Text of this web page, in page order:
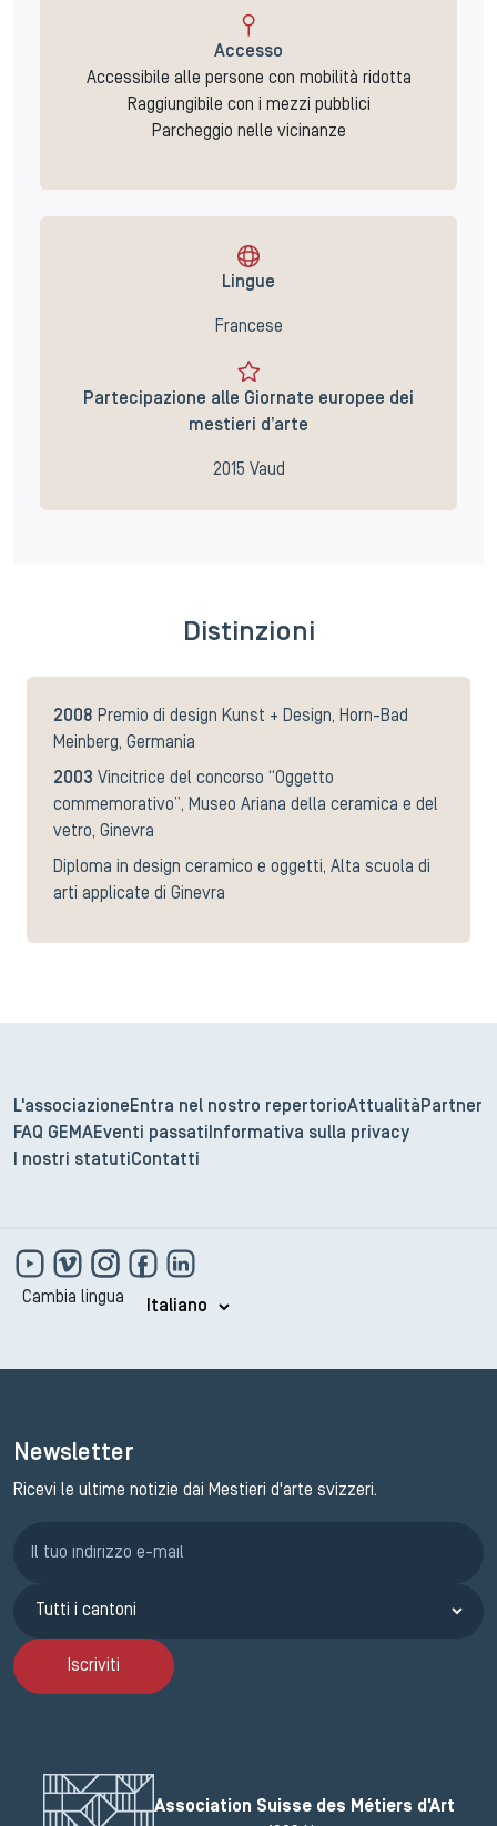
Accesso
Accessibile alle persone con mobilità ridotta
Raggiungibile con i mezzi pubblici
Parcheggio nelle vicinanze
Lingue
Francese
Partecipazione alle Giornate europee dei
mestieri d’arte
2015 Vaud
Distinzioni
2008 Premio di design Kunst + Design, Horn-Bad
Meinberg, Germania
2003 Vincitrice del concorso “Oggetto
commemorativo”, Museo Ariana della ceramica e del
vetro, Ginevra
Diploma in design ceramico e oggetti, Alta scuola di
arti applicate di Ginevra
L'associazione Entra nel nostro repertorioAttualità Partner
FAQ GEMAEventi passati
Informativa sulla privacy
I nostri statuti Contatti
Cambia lingua
Newsletter
Ricevi le ultime notizie dai Mestieri d'arte svizzeri.
Iscriviti
Association Suisse des Métiers d'Art